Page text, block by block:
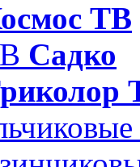
ТВ
Садко